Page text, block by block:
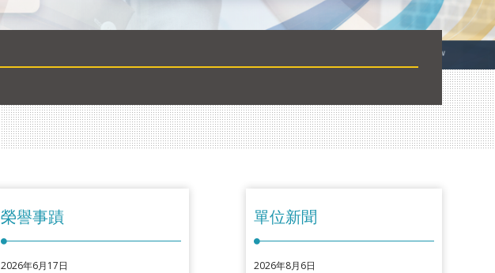
榮譽事蹟
2026年6月17日
單位新聞
2026年8月6日